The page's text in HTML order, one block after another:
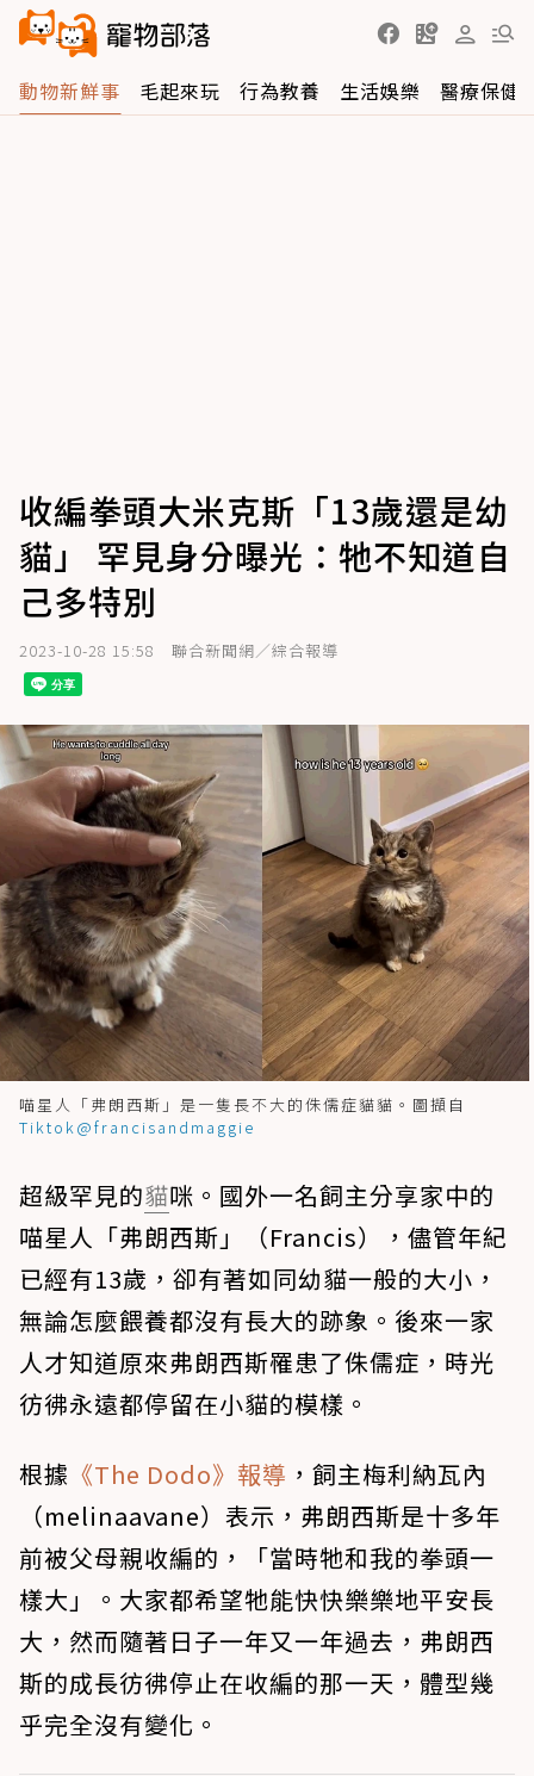
動物新鮮事 毛起來玩 行為教養 生活娛樂 醫療保健
收編拳頭大米克斯「13歲還是幼
貓」 罕見身分曝光：牠不知道自
己多特別
2023-10-28 15:58 聯合新聞網／綜合報導
喵星人「弗朗西斯」是一隻長不大的侏儒症貓貓。圖擷自
Tiktok@francisandmaggie
超級罕見的貓咪。國外一名飼主分享家中的
喵星人「弗朗西斯」（Francis），儘管年紀
已經有13歲，卻有著如同幼貓一般的大小，
無論怎麼餵養都沒有長大的跡象。後來一家
人才知道原來弗朗西斯罹患了侏儒症，時光
彷彿永遠都停留在小貓的模樣。
根據 《The Dodo》報導 ，飼主梅利納瓦內
（melinaavane）表示，弗朗西斯是十多年
前被父母親收編的，「當時牠和我的拳頭一
樣大」。大家都希望牠能快快樂樂地平安長
大，然而隨著日子一年又一年過去，弗朗西
斯的成長彷彿停止在收編的那一天，體型幾
乎完全沒有變化。